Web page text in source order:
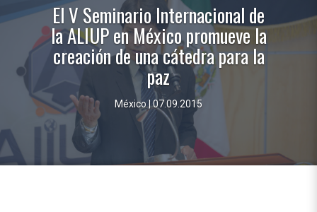
El V Seminario Internacional de
la ALIUP en México promueve la
creación de una cátedra para la
paz
México | 07.09.2015